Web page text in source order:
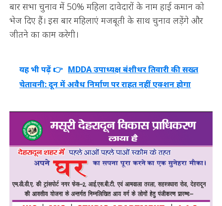
बार सभा चुनाव में 50% महिला दावेदारों के नाम हाई कमान को
भेज दिए हैं। इस बार महिलाएं मजबूती के साथ चुनाव लड़ेंगे और
जीतने का काम करेगी।
यह भी पढ़ें 👉 MDDA उपाध्यक्ष बंशीधर तिवारी की सख्त
चेतावनी: दून में अवैध निर्माण पर राहत नहीं एक्शन होगा